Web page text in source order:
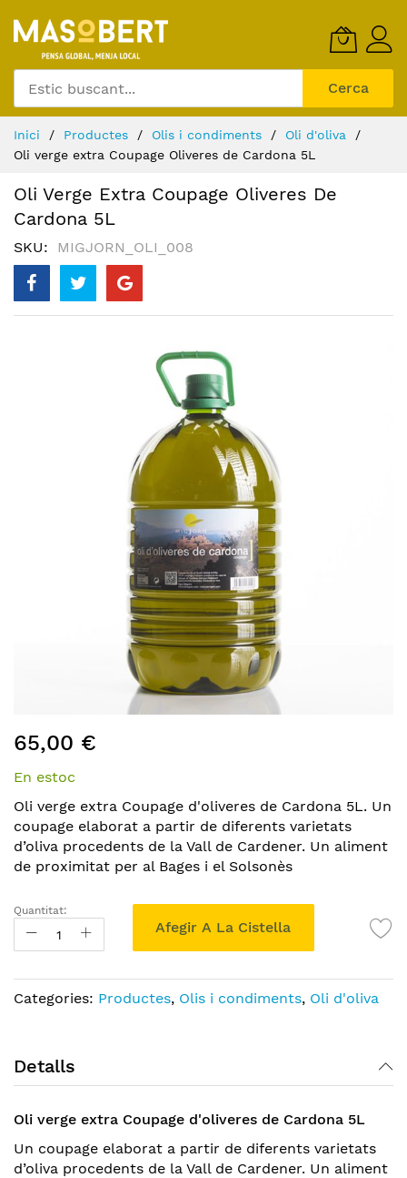
Content
Cerca
Inici Productes Olis i condiments
Oli d'oliva
Oli verge extra Coupage Oliveres de Cardona 5L
Oli Verge Extra Coupage Oliveres De
Cardona 5L
SKU MIGJORN_OLI_008
to
beginning
of
the
images
gallery
65,00 €
En estoc
Oli verge extra Coupage d'oliveres de Cardona 5L. Un
coupage elaborat a partir de diferents varietats
d’oliva procedents de la Vall de Cardener. Un aliment
de proximitat per al Bages i el Solsonès
Quantitat:
Afegir A La Cistella
Categories: Productes, Olis i condiments, Oli d'oliva
Detalls
Oli verge extra Coupage d'oliveres de Cardona 5L
Un coupage elaborat a partir de diferents varietats
d’oliva procedents de la Vall de Cardener. Un aliment